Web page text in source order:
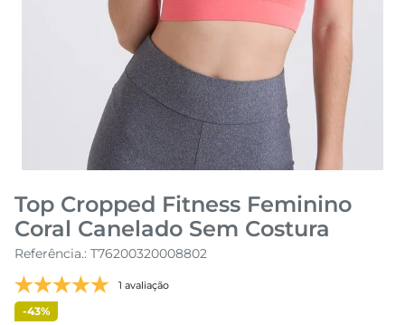
Top Cropped Fitness Feminino
Coral Canelado Sem Costura
Referência.: T76200320008802
1 avaliação
-43%